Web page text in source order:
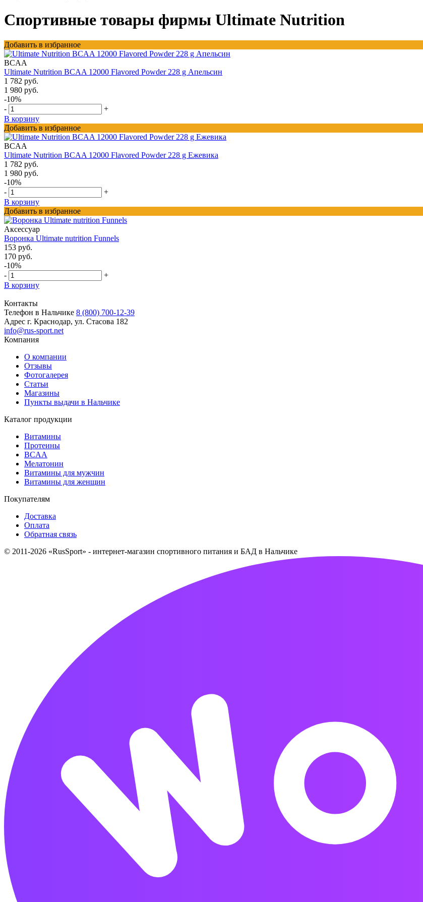
Спортивные товары фирмы Ultimate Nutrition
Добавить в избранное
BCAA
Ultimate Nutrition BCAA 12000 Flavored Powder 228 g Апельсин
1 782 руб.
1 980 руб.
-10%
-
+
В корзину
Добавить в избранное
BCAA
Ultimate Nutrition BCAA 12000 Flavored Powder 228 g Ежевика
1 782 руб.
1 980 руб.
-10%
-
+
В корзину
Добавить в избранное
Аксессуар
Воронка Ultimate nutrition Funnels
153 руб.
170 руб.
-10%
-
+
В корзину
Контакты
Телефон в Нальчике 8 (800) 700-12-39
Адрес г. Краснодар, ул. Стасова 182
info@rus-sport.net
Компания
О компании
Отзывы
Фотогалерея
Статьи
Магазины
Пункты выдачи в Нальчике
Каталог продукции
Витамины
Протеины
BCAA
Мелатонин
Витамины для мужчин
Витамины для женщин
Покупателям
Доставка
Оплата
Обратная связь
© 2011-2026 «RusSport» - интернет-магазин спортивного питания и БАД в Нальчике